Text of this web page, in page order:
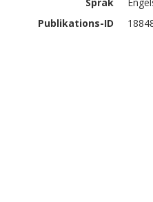
Publikations-ID